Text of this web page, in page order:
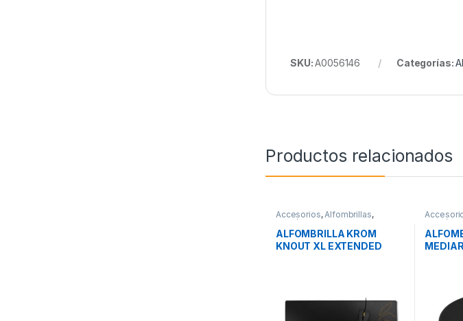
SKU:A0056146 Categorías:
Productos relacionados
Accesorios,Alfombrillas,
Periféricos
ALFOMBRILLA KROM
KNOUT XL EXTENDED
Periféricos